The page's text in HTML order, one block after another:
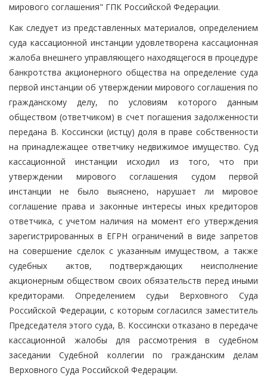
мирового соглашения" ГПК Российской Федерации.
Как следует из представленных материалов, определением
суда кассационной инстанции удовлетворена кассационная
жалоба внешнего управляющего находящегося в процедуре
банкротства акционерного общества на определение суда
первой инстанции об утверждении мирового соглашения по
гражданскому делу, по условиям которого данным
обществом (ответчиком) в счет погашения задолженности
передана В. Коссински (истцу) доля в праве собственности
на принадлежащее ответчику недвижимое имущество. Суд
кассационной инстанции исходил из того, что при
утверждении мирового соглашения судом первой
инстанции не было выяснено, нарушает ли мировое
соглашение права и законные интересы иных кредиторов
ответчика, с учетом наличия на момент его утверждения
зарегистрированных в ЕГРН ограничений в виде запретов
на совершение сделок с указанным имуществом, а также
судебных актов, подтверждающих неисполнение
акционерным обществом своих обязательств перед иными
кредиторами. Определением судьи Верховного Суда
Российской Федерации, с которым согласился заместитель
Председателя этого суда, В. Коссински отказано в передаче
кассационной жалобы для рассмотрения в судебном
заседании Судебной коллегии по гражданским делам
Верховного Суда Российской Федерации.